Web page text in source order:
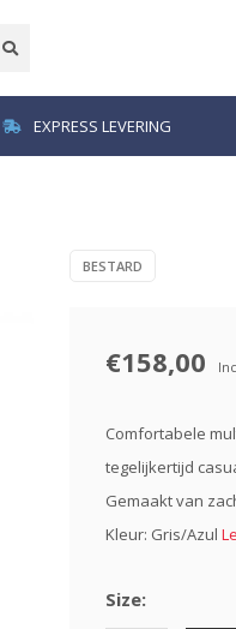
EXPRESS LEVERING
BESTARD
€158,00
Comfortabele
tegelijkertijd
Gemaakt van
Kleur: Gris/Azul
Size: